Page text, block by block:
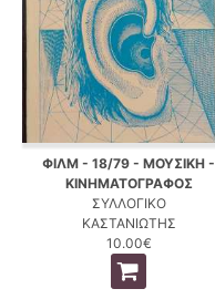
ΦΙΛΜ - 18/79 - ΜΟΥΣΙΚΗ -
ΚΙΝΗΜΑΤΟΓΡΑΦΟΣ
ΣΥΛΛΟΓΙΚΟ
ΚΑΣΤΑΝΙΩΤΗΣ
10.00€